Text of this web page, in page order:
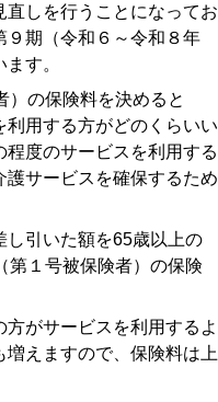
直しを行うことになってお
９期（令和６～令和８年
す。
）の保険料を決めると
利用する方がどのくらいい
度のサービスを利用する
サービスを確保するため
し引いた額を65歳以上の
第１号被保険者）の保険
がサービスを利用するよ
増えますので、保険料は上